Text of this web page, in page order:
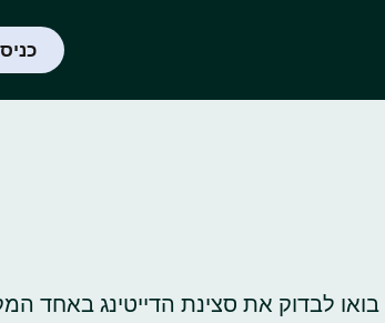
בואו לבדוק את סצינת הדייטינג באחד